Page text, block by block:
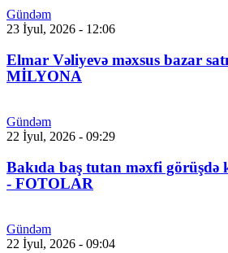
Gündəm
23 İyul, 2026 - 12:06
Elmar Vəliyevə məxsus bazar
MİLYONA
Gündəm
22 İyul, 2026 - 09:29
Bakıda baş tutan məxfi
- FOTOLAR
Gündəm
22 İyul, 2026 - 09:04